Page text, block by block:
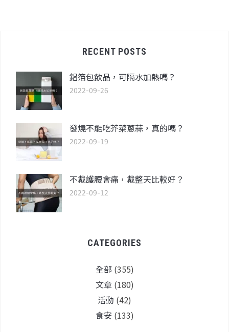
RECENT POSTS
鋁箔包飲品，可隔水加熱嗎？
2022-09-26
發燒不能吃芥菜蔥蒜，真的嗎？
2022-09-19
不戴護腰會痛，戴整天比較好？
2022-09-12
CATEGORIES
全部 (355)
文章(180)
活動 (42)
食安 (133)